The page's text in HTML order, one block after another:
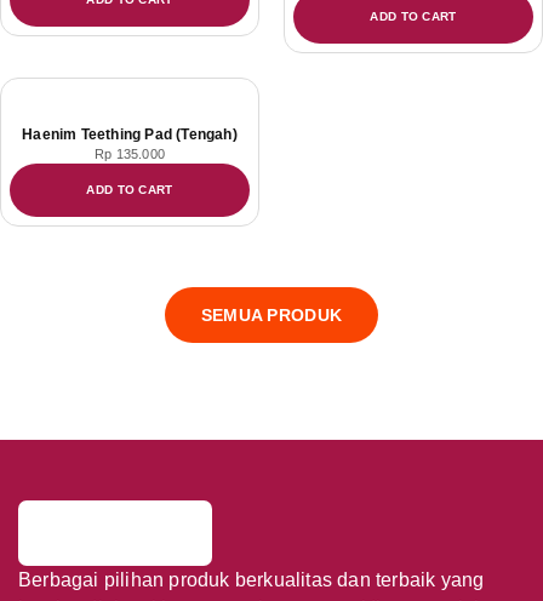
ADD TO CART
Haenim Teething Pad (Tengah)
Rp 135.000
ADD TO CART
SEMUA PRODUK
Berbagai pilihan produk berkualitas dan terbaik yang